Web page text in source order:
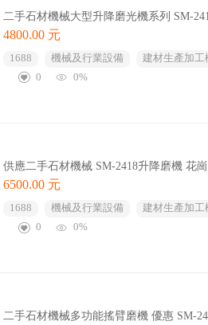
二手石材機械大型升降磨光機系列 SM-
4800.00 元
1688 機械及行業設備
建材生產加工
0
0%
供應二手石材機械 SM-2418升降磨機 花
6500.00 元
1688 機械及行業設備
建材生產加工
0
0%
二手石材機械多功能搖臂磨機 優惠 SM-